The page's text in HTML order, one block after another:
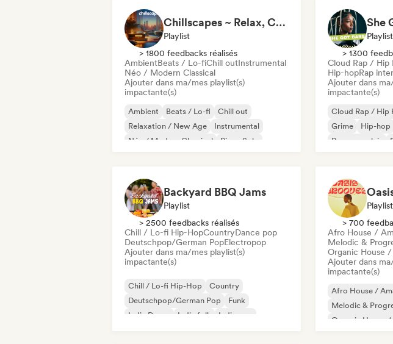
Chillscapes ~ Relax, Concentrate, Meditate, Sleep, Dream
Playlist
> 1800 feedbacks réalisés
AmbientBeats / Lo-fiChill outInstrumental
Néo / Modern Classical
Ajouter dans ma/mes playlist(s)
impactante(s)
Ambient Beats / Lo-fi
Chill out
Relaxation / New Age
Instrumental
Néo / Modern Classical
Piano Solo
She
Playlist
> 1300
Cloud Rap / Hip
Hip-hopRap
Ajouter dans
impactante(s)
Cloud Rap / Hip
Grime
Hip-hop
Rap en anglais
Backyard BBQ Jams
Playlist
> 2500 feedbacks réalisés
Chill / Lo-fi Hip-HopCountryDance pop
Deutschpop/German PopElectropop
Ajouter dans ma/mes playlist(s)
impactante(s)
Chill / Lo-fi Hip-Hop
Country
Deutschpop/German Pop
Funk
Indie Dance
Indie folk
Indie pop
Playlist
> 700
Afro House /
Melodic &
Organic House
Ajouter dans
impactante(s)
Afro House /
Melodic &
Organic House /